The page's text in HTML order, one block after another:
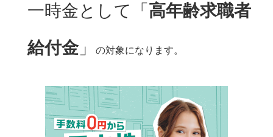
一時金として「 高年齢求職者
給付金」の対象になります。